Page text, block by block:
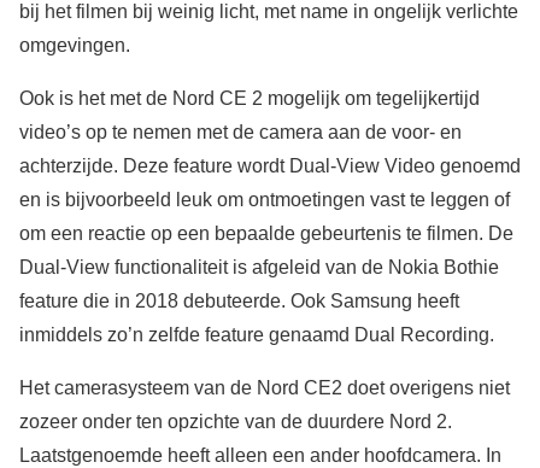
bij het filmen bij weinig licht, met name in ongelijk verlichte
omgevingen.
Ook is het met de Nord CE 2 mogelijk om tegelijkertijd
video’s op te nemen met de camera aan de voor- en
achterzijde. Deze feature wordt Dual-View Video genoemd
en is bijvoorbeeld leuk om ontmoetingen vast te leggen of
om een reactie op een bepaalde gebeurtenis te filmen. De
Dual-View functionaliteit is afgeleid van de Nokia Bothie
feature die in 2018 debuteerde. Ook Samsung heeft
inmiddels zo’n zelfde feature genaamd Dual Recording.
Het camerasysteem van de Nord CE2 doet overigens niet
zozeer onder ten opzichte van de duurdere Nord 2.
Laatstgenoemde heeft alleen een ander hoofdcamera. In